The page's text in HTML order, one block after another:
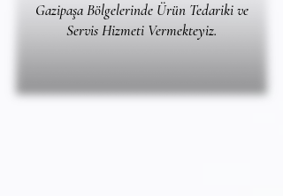
Gazipaşa Bölgelerinde Ürün Tedariki ve
Servis Hizmeti Vermekteyiz.